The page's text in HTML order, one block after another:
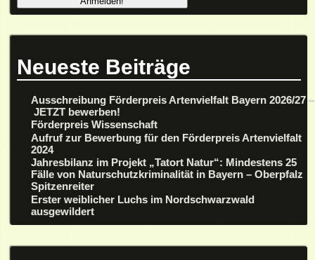
Neueste Beiträge
Ausschreibung Förderpreis Artenvielfalt Bayern 2026/27 –
JETZT bewerben!
Förderpreis Wissenschaft
Aufruf zur Bewerbung für den Förderpreis Artenvielfalt
2024
Jahresbilanz im Projekt „Tatort Natur“: Mindestens 25
Fälle von Naturschutzkriminalität in Bayern – Oberpfalz
Spitzenreiter
Erster weiblicher Luchs im Nordschwarzwald
ausgewildert